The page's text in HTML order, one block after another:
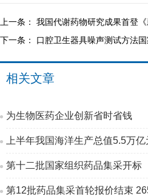
上一条： 我国代谢药物研究成果首登《
下一条： 口腔卫生器具噪声测试方法
相关文章
为生物医药企业创新省时省钱
上半年我国海洋生产总值5.5万亿
第十二批国家组织药品集采开标
第12批药品集采首轮报价结束